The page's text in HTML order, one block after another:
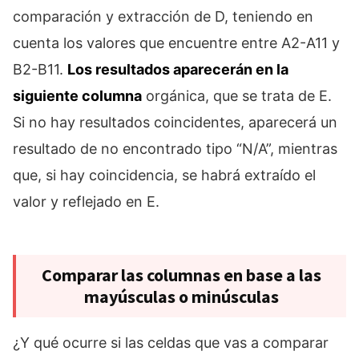
comparación y extracción de D, teniendo en
cuenta los valores que encuentre entre A2-A11 y
B2-B11. Los resultados aparecerán en la
siguiente columna orgánica, que se trata de E.
Si no hay resultados coincidentes, aparecerá un
resultado de no encontrado tipo “N/A”, mientras
que, si hay coincidencia, se habrá extraído el
valor y reflejado en E.
Comparar las columnas en base a las
mayúsculas o minúsculas
¿Y qué ocurre si las celdas que vas a comparar